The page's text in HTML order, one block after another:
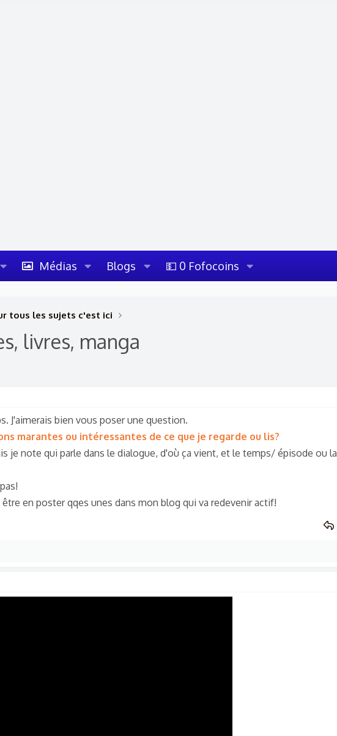
Médias Blogs 💵 0 Fofocoins
tous les sujets c'est ici
livres, manga
J'aimerais bien vous poser une question.
marantes ou intéressantes de ce que je regarde ou lis?
je note qui parle dans le dialogue, d'où ça vient, et le temps/ épisode ou la
en poster qqes unes dans mon blog qui va redevenir actif!